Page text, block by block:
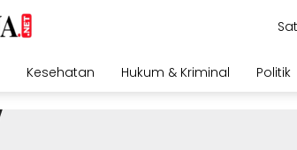
Kesehatan Hukum & Kriminal Politik